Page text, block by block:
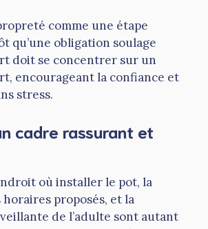
comme une étape
qu’une obligation soulage
doit se concentrer sur un
encourageant la confiance et
stress.
cadre rassurant et
où installer le pot, la
proposés, et la
de l’adulte sont autant